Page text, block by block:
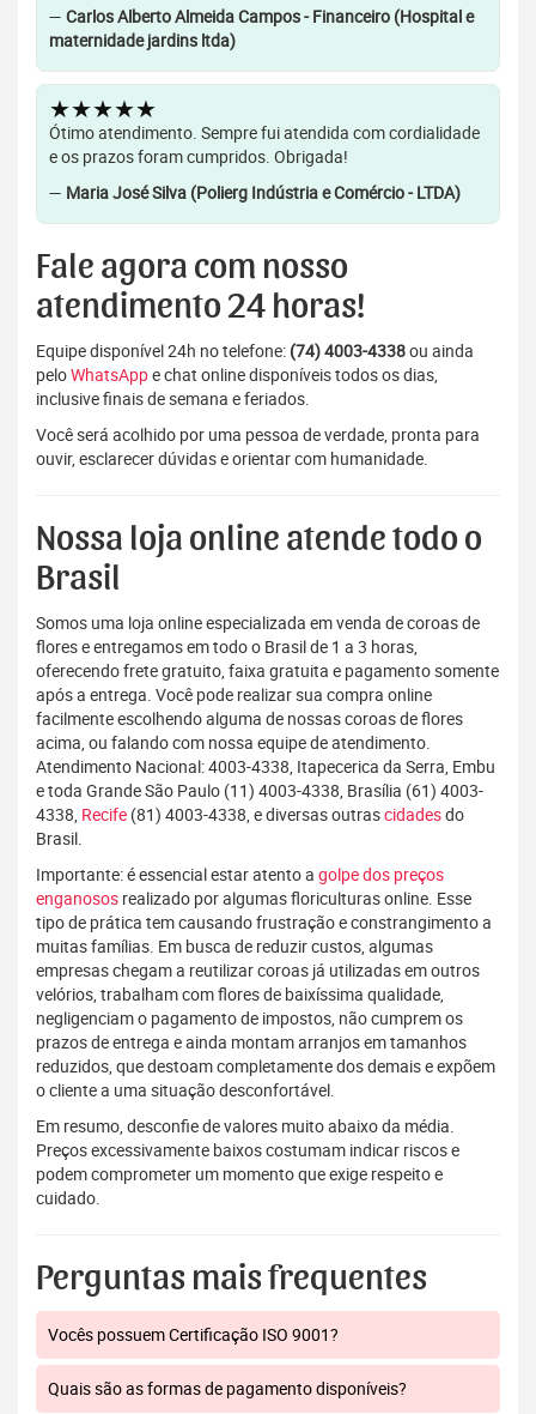
— Carlos Alberto Almeida Campos - Financeiro (Hospital e
maternidade jardins ltda)
★★★★★
Ótimo atendimento. Sempre fui atendida com cordialidade
e os prazos foram cumpridos. Obrigada!
— Maria José Silva (Polierg Indústria e Comércio - LTDA)
Fale agora com nosso
atendimento 24 horas!
Equipe disponível 24h no telefone: (74) 4003-4338ou ainda
peloWhatsAppe chat online disponíveis todos os dias,
inclusive finais de semana e feriados.
Você será acolhido por uma pessoa de verdade, pronta para
ouvir, esclarecer dúvidas e orientar com humanidade.
Nossa loja online atende todo o
Brasil
Somos uma loja online especializada em venda de coroas de
flores e entregamos em todo o Brasil de 1 a 3 horas,
oferecendo frete gratuito, faixa gratuita e pagamento somente
após a entrega. Você pode realizar sua compra online
facilmente escolhendo alguma de nossas coroas de flores
acima, ou falando com nossa equipe de atendimento.
Atendimento Nacional: 4003-4338, Itapecerica da Serra, Embu
e toda Grande São Paulo (11) 4003-4338, Brasília (61) 4003-
4338, Recife (81) 4003-4338, e diversas outrascidadesdo
Brasil.
Importante: é essencial estar atento a golpe dos preços
enganosos realizado por algumas floriculturas online. Esse
tipo de prática tem causando frustração e constrangimento a
muitas famílias. Em busca de reduzir custos, algumas
empresas chegam a reutilizar coroas já utilizadas em outros
velórios, trabalham com flores de baixíssima qualidade,
negligenciam o pagamento de impostos, não cumprem os
prazos de entrega e ainda montam arranjos em tamanhos
reduzidos, que destoam completamente dos demais e expõem
o cliente a uma situação desconfortável.
Em resumo, desconfie de valores muito abaixo da média.
Preços excessivamente baixos costumam indicar riscos e
podem comprometer um momento que exige respeito e
cuidado.
Perguntas mais frequentes
Vocês possuem Certificação ISO 9001?
Quais são as formas de pagamento disponíveis?